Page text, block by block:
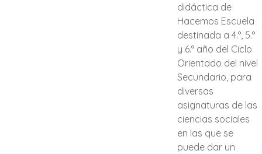
didáctica de
Hacemos Escuela
destinada a 4.°, 5.°
y 6.° año del Ciclo
Orientado del nivel
Secundario, para
diversas
asignaturas de las
ciencias sociales
en las que se
puede dar un